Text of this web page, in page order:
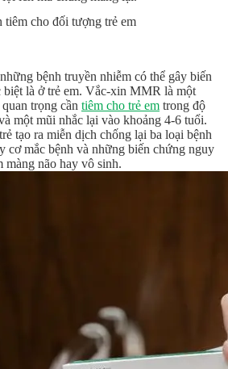
cho đối tượng trẻ em
bệnh truyền nhiễm có thể gây biến
biệt là ở trẻ em. Vắc-xin MMR là một
trọng cần tiêm cho trẻ em trong độ
một mũi nhắc lại vào khoảng 4-6 tuổi.
tạo ra miễn dịch chống lại ba loại bệnh
cơ mắc bệnh và những biến chứng nguy
màng não hay vô sinh.